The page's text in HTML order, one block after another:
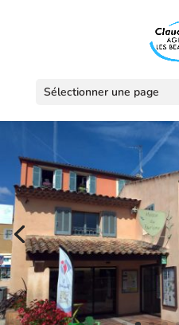
Sélectionner une page